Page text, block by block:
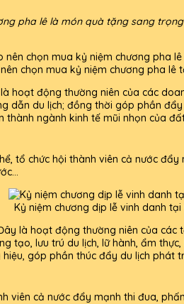
pha lê là món quà tặng sang
chọn mua kỷ niệm chương pha lê
hoạt động thường niên của các
dẫn du lịch; đồng thời góp phần
ngành kinh tế mũi nhọn của
tổ chức hội thành viên cả nước
Kỷ niệm chương dịp lễ vinh danh tại
là hoạt động thường niên của các
tạo, lưu trú du lịch, lữ hành, ẩm
góp phần thúc đẩy du lịch phát
viên cả nước đẩy mạnh thi đua,